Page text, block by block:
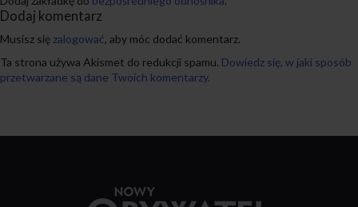
Dodaj komentarz
Musisz się zalogować, aby móc dodać komentarz.
Ta strona używa Akismet do redukcji spamu. Dowiedz się, w jaki sposób
przetwarzane są dane Twoich komentarzy.